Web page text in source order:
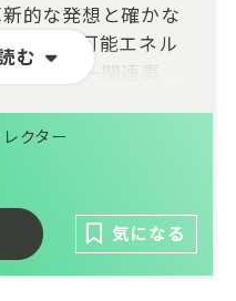
む
的な発想と確かな
。再生可能エネル
ネルギー関連事
ルティングに携わ
す。業界では、人
といった課題があ
熱意こそが、持続
速させる原動力とな
ジェクトマネジメ
クター
気になる